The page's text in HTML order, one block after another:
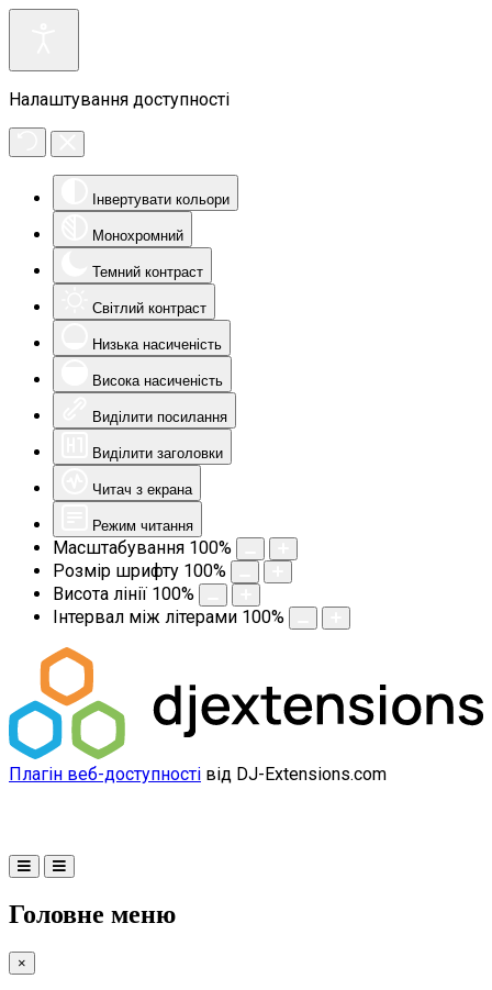
Налаштування доступності
Інвертувати кольори
Монохромний
Темний контраст
Світлий контраст
Низька насиченість
Висока насиченість
Виділити посилання
Виділити заголовки
Читач з екрана
Режим читання
Масштабування 100%
Розмір шрифту 100%
Висота лінії 100%
Інтервал між літерами 100%
Плагін веб-доступності від DJ-Extensions.com
Головне меню
×